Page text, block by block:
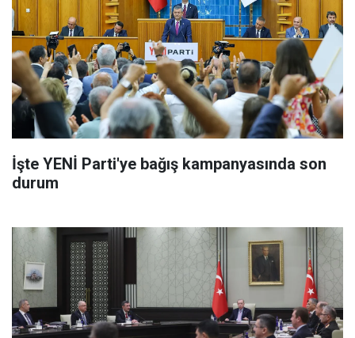
İşte YENİ Parti'ye bağış kampanyasında son
durum